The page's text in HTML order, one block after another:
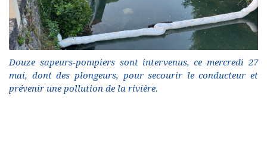
Douze sapeurs-pompiers sont intervenus, ce mercredi 27
mai, dont des plongeurs, pour secourir le conducteur et
prévenir une pollution de la rivière.